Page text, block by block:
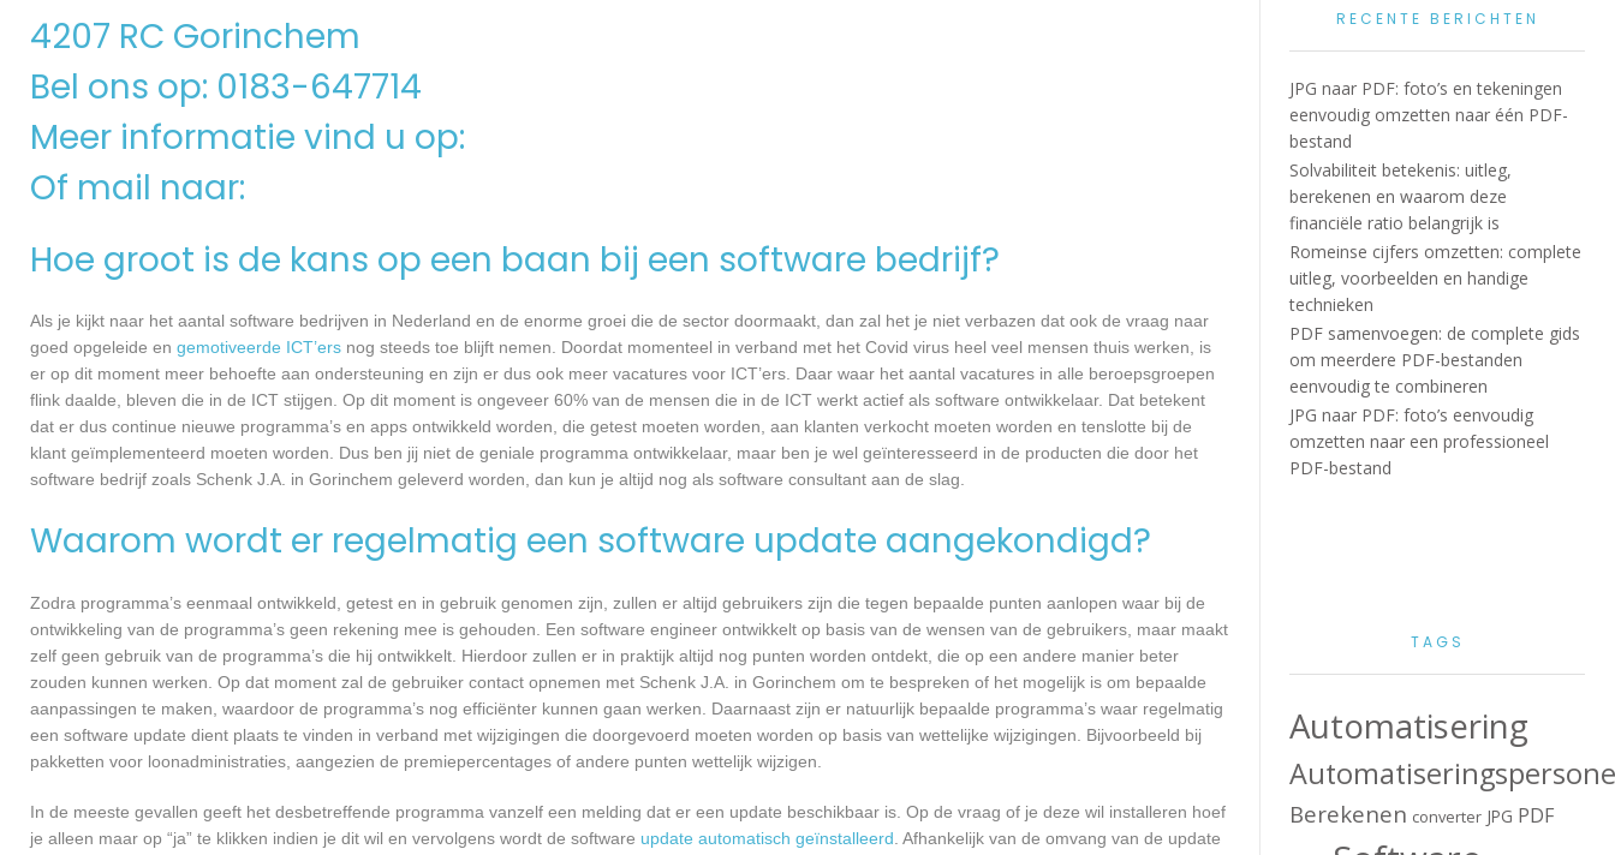
4207 RC Gorinchem
Bel ons op: 0183-647714
Meer informatie vind u op:
Of mail naar:
Hoe groot is de kans op een baan bij een software bedrijf?
Als je kijkt naar het aantal software bedrijven in Nederland en de enorme groei die de sector doormaakt, dan zal het je niet verbazen dat ook de vraag naar
goed opgeleide en gemotiveerde ICT’ers nog steeds toe blijft nemen. Doordat momenteel in verband met het Covid virus heel veel mensen thuis werken, is
er op dit moment meer behoefte aan ondersteuning en zijn er dus ook meer vacatures voor ICT’ers. Daar waar het aantal vacatures in alle beroepsgroepen
flink daalde, bleven die in de ICT stijgen. Op dit moment is ongeveer 60% van de mensen die in de ICT werkt actief als software ontwikkelaar. Dat betekent
dat er dus continue nieuwe programma’s en apps ontwikkeld worden, die getest moeten worden, aan klanten verkocht moeten worden en tenslotte bij de
klant geïmplementeerd moeten worden. Dus ben jij niet de geniale programma ontwikkelaar, maar ben je wel geïnteresseerd in de producten die door het
software bedrijf zoals Schenk J.A. in Gorinchem geleverd worden, dan kun je altijd nog als software consultant aan de slag.
Waarom wordt er regelmatig een software update aangekondigd?
Zodra programma’s eenmaal ontwikkeld, getest en in gebruik genomen zijn, zullen er altijd gebruikers zijn die tegen bepaalde punten aanlopen waar bij de
ontwikkeling van de programma’s geen rekening mee is gehouden. Een software engineer ontwikkelt op basis van de wensen van de gebruikers, maar maakt
zelf geen gebruik van de programma’s die hij ontwikkelt. Hierdoor zullen er in praktijk altijd nog punten worden ontdekt, die op een andere manier beter
zouden kunnen werken. Op dat moment zal de gebruiker contact opnemen met Schenk J.A. in Gorinchem om te bespreken of het mogelijk is om bepaalde
aanpassingen te maken, waardoor de programma’s nog efficiënter kunnen gaan werken. Daarnaast zijn er natuurlijk bepaalde programma’s waar regelmatig
een software update dient plaats te vinden in verband met wijzigingen die doorgevoerd moeten worden op basis van wettelijke wijzigingen. Bijvoorbeeld bij
pakketten voor loonadministraties, aangezien de premiepercentages of andere punten wettelijk wijzigen.
In de meeste gevallen geeft het desbetreffende programma vanzelf een melding dat er een update beschikbaar is. Op de vraag of je deze wil installeren hoef
je alleen maar op “ja” te klikken indien je dit wil en vervolgens wordt de software update automatisch geïnstalleerd . Afhankelijk van de omvang van de update
RECENTE BERICHTEN
JPG naar PDF: foto’s en tekeningen
eenvoudig omzetten naar één PDF-
bestand
Solvabiliteit betekenis: uitleg,
berekenen en waarom deze
financiële ratio belangrijk is
Romeinse cijfers omzetten: complete
uitleg, voorbeelden en handige
technieken
PDF samenvoegen: de complete gids
om meerdere PDF-bestanden
eenvoudig te combineren
JPG naar PDF: foto’s eenvoudig
omzetten naar een professioneel
PDF-bestand
TAGS
Automatisering
Berekenen converter JPG PDF